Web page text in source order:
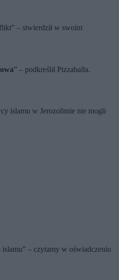
– stwierdził w swoim
” – podkreślił Pizzaballa.
islamu w Jerozolimie nie mogli
– czytamy w oświadczeniu